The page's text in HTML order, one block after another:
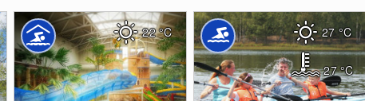
22°C 27°C
27°C